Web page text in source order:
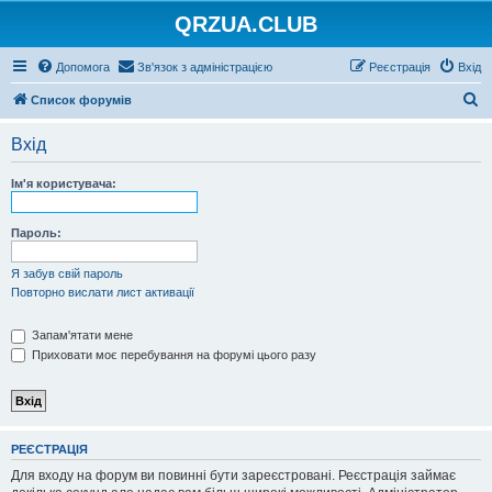
QRZUA.CLUB
Допомога Зв'язок з адміністрацією Вхід
Реєстрація
Список форумів
Вхід
Ім'я користувача:
Пароль:
Я забув свій пароль
Повторно вислати лист активації
Запам'ятати мене
Приховати моє перебування на форумі цього разу
РЕЄСТРАЦІЯ
Для входу на форум ви повинні бути зареєстровані. Реєстрація займає